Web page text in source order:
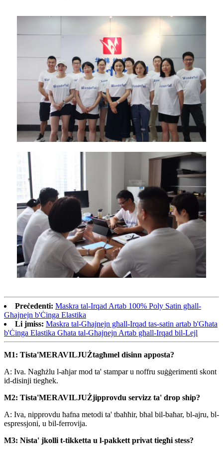
Preċedenti: Maskra tal-Irqad Artab 100% Poly Satin għall-
Għajnejn b'Ċinga Elastika
Li jmiss: Maskra tal-Għajnejn għall-Irqad tas-satin artab b'Għata
b'Ċinga Elastika Għata tal-Għajnejn Artab għall-Irqad bil-Lejl
M1: Tista'MERAVILJUŻtagħmel disinn apposta?
A: Iva. Nagħżlu l-aħjar mod ta' stampar u noffru suġġerimenti skont
id-disinji tiegħek.
M2: Tista'MERAVILJUŻjipprovdu servizz ta' drop ship?
A: Iva, nipprovdu ħafna metodi ta' tbaħħir, bħal bil-baħar, bl-ajru, bl-
espressjoni, u bil-ferrovija.
M3: Nista' jkolli t-tikketta u l-pakkett privat tiegħi stess?